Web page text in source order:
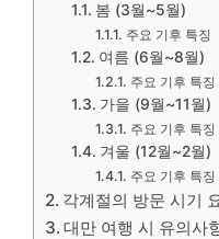
봄 (3월~5월)
주요 기후 특징
여름 (6월~8월)
주요 기후 특징
가을 (9월~11월)
주요 기후 특징
겨울 (12월~2월)
주요 기후 특징
각계절의 방문 시기
대만 여행 시 유의사